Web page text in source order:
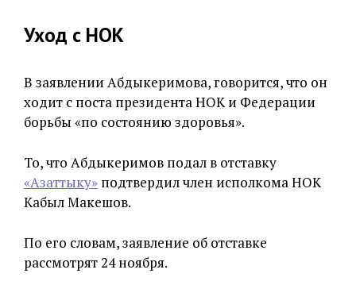
Уход с НОК
В заявлении Абдыкеримова, говорится, что он
ходит с поста президента НОК и Федерации
борьбы «по состоянию здоровья».
То, что Абдыкеримов подал в отставку
«Азаттыку» подтвердил член исполкома НОК
Кабыл Макешов.
По его словам, заявление об отставке
рассмотрят 24 ноября.